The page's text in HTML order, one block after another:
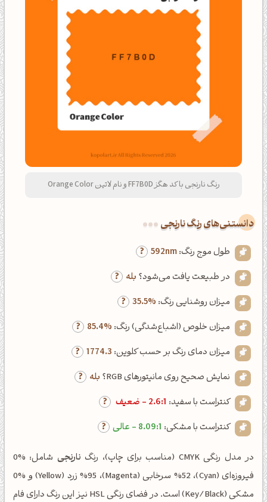
رنگ نارنجی با کد هگز FF7B0D و نام لاتین Orange Color
دانستنی‌های رنگ نارنجی
طول موج رنگ:592nm
در طبیعت یافت می‌شود؟ بله
میزان روشنایی رنگ: 35.5%
میزان خلوص (اشباع‌شدگی) رنگ: 85.4%
میزان دمای رنگ بر حسب کلوین: 1774.3
نمایش صحیح روی مانیتورهای RGB؟
بله
کنتراست با سفید: 2.6:1 - ضعیف
کنتراست با مشکی: 8.09:1 - عالی
در مدل رنگی CMYK (مناسب برای چاپ)، رنگ نارنجی
شامل: %0
فیروزه‌ای (Cyan)، %52 سرخابی (Magenta)، %95 زرد (Yellow) و %0
مشکی (Key/Black) است. در فضای رنگی HSL نیز این رنگ دارای فام